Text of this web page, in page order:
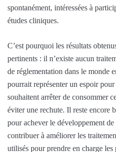
spontanément, intéressées à
études cliniques.
C’est pourquoi les résultats
pertinents : il n’existe aucun
de réglementation dans le monde
pourrait représenter un espoir
souhaitent arrêter de consommer
éviter une rechute. Il reste encore
pour achever le développement
contribuer à améliorer les
utilisés pour prendre en charge